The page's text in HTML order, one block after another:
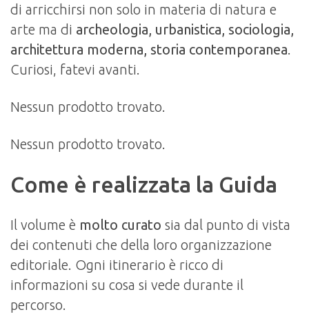
di arricchirsi non solo in materia di natura e
arte ma di archeologia, urbanistica, sociologia,
architettura moderna, storia contemporanea.
Curiosi, fatevi avanti.
Nessun prodotto trovato.
Nessun prodotto trovato.
Come è realizzata la Guida
Il volume è molto curato sia dal punto di vista
dei contenuti che della loro organizzazione
editoriale. Ogni itinerario è ricco di
informazioni su cosa si vede durante il
percorso.